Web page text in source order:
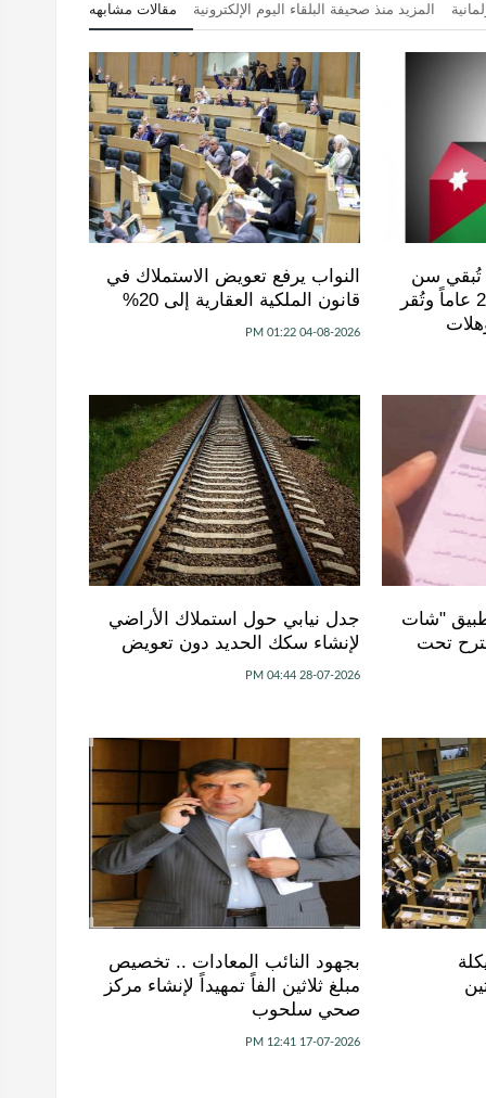
مقالات مشابهه المزيد منذ صحيفة البلقاء اليوم الإلكترونية
تُبقي سن
الترشح للبلديات عند 25 عاماً وتُقر
النواب يرفع تعويض الاستملاك في
قانون الملكية العقارية إلى 20%
04-08-2026 01:22 PM
"شات
تحت
جدل نيابي حول استملاك الأراضي
لإنشاء سكك الحديد دون تعويض
28-07-2026 04:44 PM
بجهود النائب المعادات .. تخصيص
مبلغ ثلاثين الفاً تمهيداً لإنشاء مركز
صحي سلحوب
17-07-2026 12:41 PM